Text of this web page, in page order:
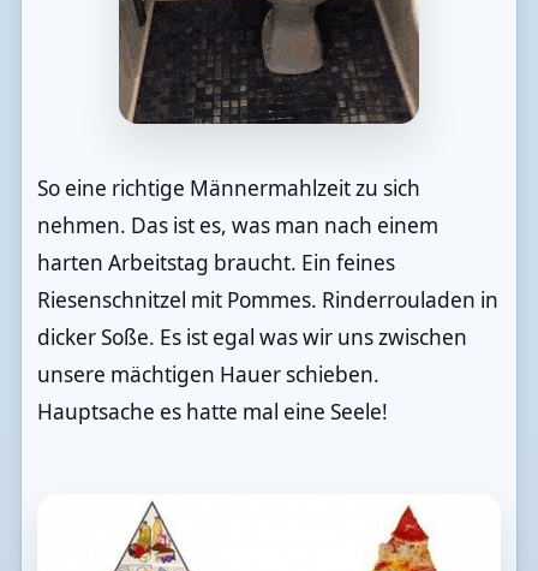
So eine richtige Männermahlzeit zu sich
nehmen. Das ist es, was man nach einem
harten Arbeitstag braucht. Ein feines
Riesenschnitzel mit Pommes. Rinderrouladen in
dicker Soße. Es ist egal was wir uns zwischen
unsere mächtigen Hauer schieben.
Hauptsache es hatte mal eine Seele!